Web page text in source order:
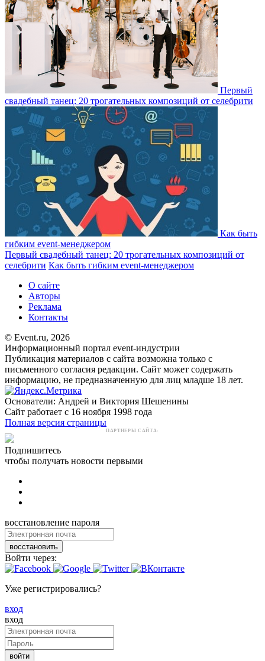
Первый
свадебный танец: 20 трогательных композиций от селебрити
Как быть
гибким event-менеджером
Первый свадебный танец: 20 трогательных композиций от
селебрити Как быть гибким event-менеджером
О сайте
Авторы
Реклама
Контакты
© Event.ru, 2026
Информационный портал event-индустрии
Публикация материалов с сайта возможна только с
письменного согласия редакции. Сайт может содержать
информацию, не предназначенную для лиц младше 18 лет.
Основатели: Андрей и Виктория Шешенины
Сайт работает с 16 ноября 1998 года
Полная версия страницы
ПАРТНЕРЫ САЙТА:
Подпишитесь
чтобы получать новости первыми
восстановление пароля
восстановить
Войти через:
Уже регистрировались?
вход
вход
войти